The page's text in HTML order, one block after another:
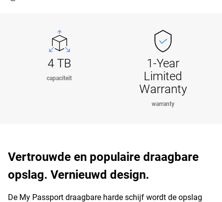
4 TB
capaciteit
1-Year
Limited
Warranty
warranty
Vertrouwde en populaire draagbare
opslag. Vernieuwd design.
De My Passport draagbare harde schijf wordt de opslag